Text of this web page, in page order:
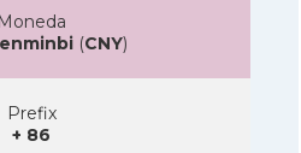
Moneda
(CNY)
Prefix
+ 86